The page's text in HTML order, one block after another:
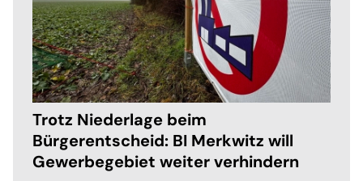
Trotz Niederlage beim
Bürgerentscheid: BI Merkwitz will
Gewerbegebiet weiter verhindern